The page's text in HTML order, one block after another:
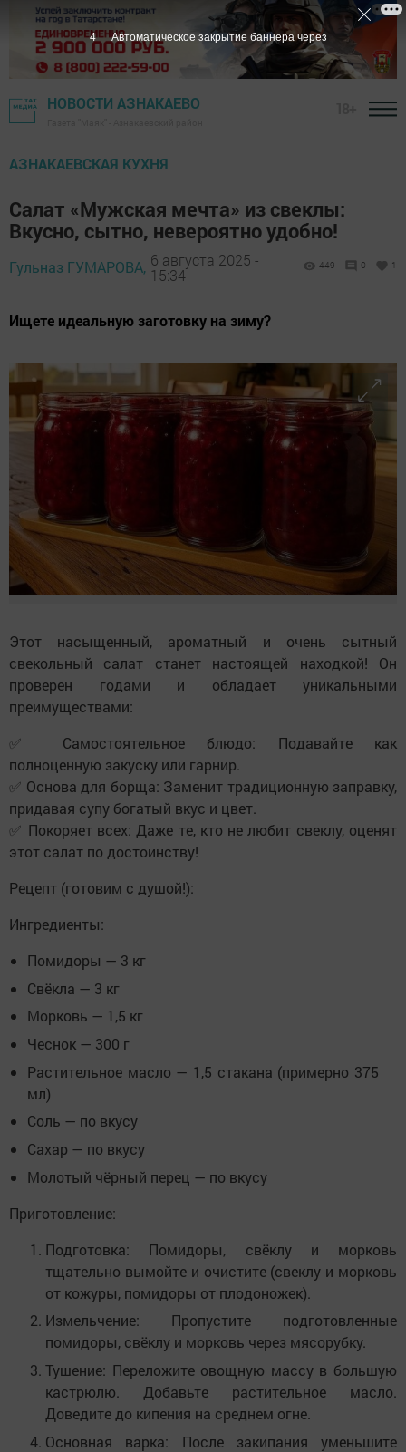
НОВОСТИ АЗНАКАЕВО
АЗНАКАЕВСКАЯ КУХНЯ
Салат «Мужская мечта» из свеклы:
Вкусно, сытно, невероятно удобно!
Гульназ ГУМАРОВА, 6 августа 2025 -
15:34
449 0 1
Ищете идеальную заготовку на зиму?
Этот насыщенный, ароматный и очень сытный
свекольный салат станет настоящей находкой! Он
проверен годами и обладает уникальными
преимуществами:
✅ Самостоятельное блюдо: Подавайте как
полноценную закуску или гарнир.
✅ Основа для борща: Заменит традиционную заправку,
придавая супу богатый вкус и цвет.
✅ Покоряет всех: Даже те, кто не любит свеклу, оценят
этот салат по достоинству!
Рецепт (готовим с душой!):
Ингредиенты:
Помидоры — 3 кг
Свёкла — 3 кг
Морковь — 1,5 кг
Чеснок — 300 г
Растительное масло — 1,5 стакана (примерно 375
мл)
Соль — по вкусу
Сахар — по вкусу
Молотый чёрный перец — по вкусу
Приготовление:
Подготовка: Помидоры, свёклу и морковь
тщательно вымойте и очистите (свеклу и морковь
от кожуры, помидоры от плодоножек).
Измельчение: Пропустите подготовленные
помидоры, свёклу и морковь через мясорубку.
Тушение: Переложите овощную массу в большую
кастрюлю. Добавьте растительное масло.
Доведите до кипения на среднем огне.
Основная варка: После закипания уменьшите
3 Автоматическое закрытие баннера через